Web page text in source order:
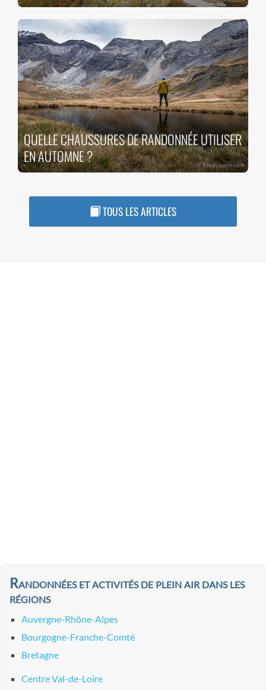
QUELLE CHAUSSURES DE RANDONNÉE UTILISER
EN AUTOMNE ?
TOUS LES ARTICLES
Randonnées et activités de plein air dans les
régions
Auvergne-Rhône-Alpes
Bourgogne-Franche-Comté
Bretagne
Centre Val-de-Loire